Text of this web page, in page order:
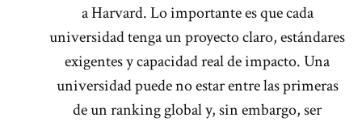
a Harvard. Lo importante es que cada
universidad tenga un proyecto claro, estándares
exigentes y capacidad real de impacto. Una
universidad puede no estar entre las primeras
de un ranking global y, sin embargo, ser